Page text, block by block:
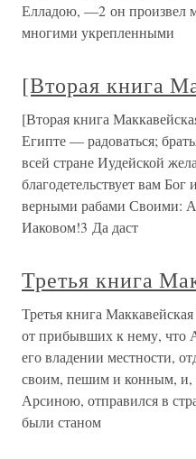
Елладою, —2 он произвел
многими укрепленными
[Вторая книга
[Вторая книга
Египте — радоваться;
всей стране Иудейской
благодетельствует вам
верными рабами Своими:
Иаковом!3 Да даст
Третья книга
Третья книга
от прибывших к нему, что
его владении местности,
своим, пешим и конным, и,
Арсиною, отправился в
были станом